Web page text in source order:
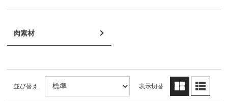
肉素材
並び替え 表示切替